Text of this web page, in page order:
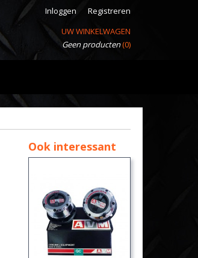
Inloggen
Registreren
UW WINKELWAGEN
Geen producten(0)
Ook interessant